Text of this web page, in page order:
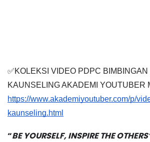
✅KOLEKSI VIDEO PDPC BIMBINGAN
KAUNSELING AKADEMI YOUTUBER
https://www.akademiyoutuber.com/p/
kaunseling.html
“BE YOURSELF, INSPIRE THE